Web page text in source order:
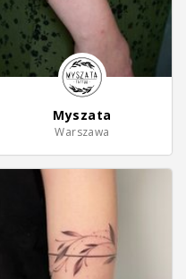
Myszata
Warszawa